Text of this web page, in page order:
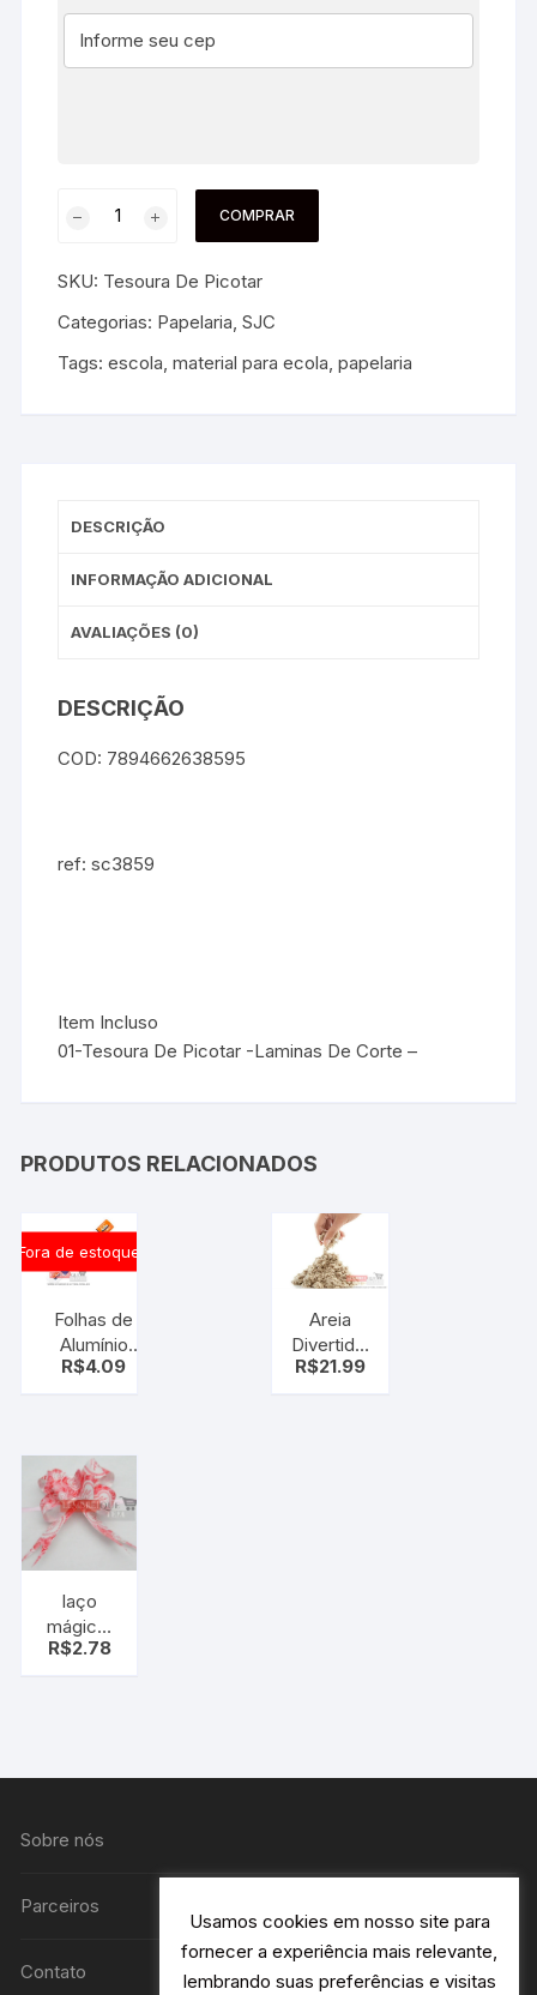
COMPRAR
SKU: Tesoura De Picotar
Categorias: Papelaria ,SJC
Tags:escola ,material para ecola ,papelaria
DESCRIÇÃO
INFORMAÇÃO ADICIONAL
AVALIAÇÕES (0)
DESCRIÇÃO
COD: 7894662638595
ref: sc3859
Item Incluso
01-Tesoura De Picotar -Laminas De Corte –
PRODUTOS RELACIONADOS
Fora de estoque
Folhas de
Alumínio
Wyda 4
alumínio )
R$4.09
Areia
Divertida,
Areia de
R$21.99
laço
mágico,
laço fácil,
uni
R$2.78
Sobre nós
Parceiros
Contato
Usamos cookies em nosso site para
fornecer a experiência mais relevante,
lembrando suas preferências e visitas